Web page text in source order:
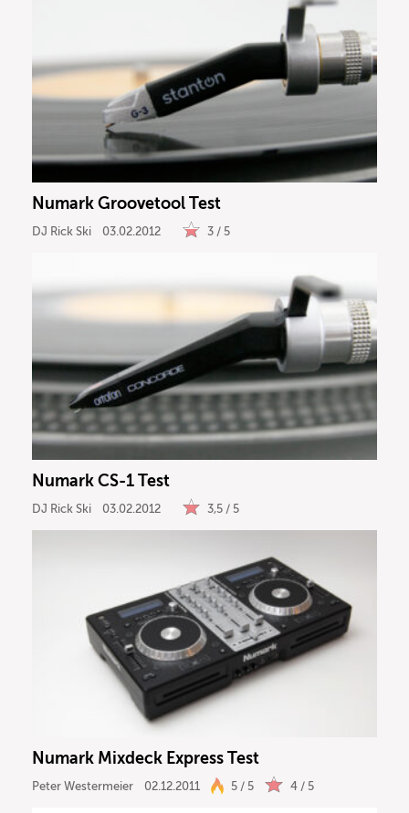
Numark Groovetool Test
DJ Rick Ski 03.02.2012 3 / 5
Numark CS-1 Test
DJ Rick Ski 03.02.2012 3,5 / 5
Numark Mixdeck Express Test
Peter Westermeier 02.12.2011 5 / 5 4 / 5